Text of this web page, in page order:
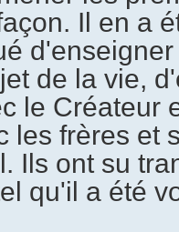
Il en a
de la vie,
le Créateur
les frères et
Ils ont su
qu'il a été